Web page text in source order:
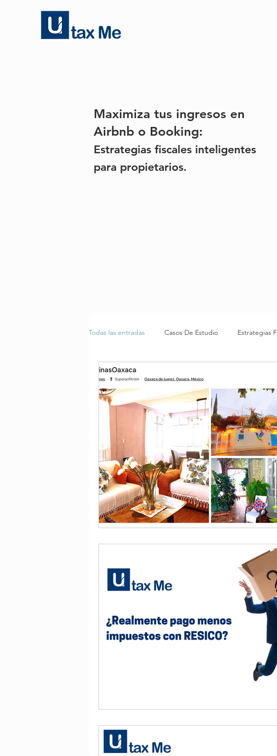
Maximiza tus ingresos en
Airbnb o Booking:
Estrategias fiscales inteligentes
para propietarios.
Todas las entradas Casos De Estudio Estrategias